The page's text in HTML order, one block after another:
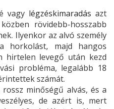
vagy légzéskimaradás azt
rövidebb-hosszabb
Ilyenkor az alvó személy
horkolást, majd hangos
hirtelen levegő után kezd
probléma, legalább 18
számát.
minőségű alvás, és a
de azért is, mert